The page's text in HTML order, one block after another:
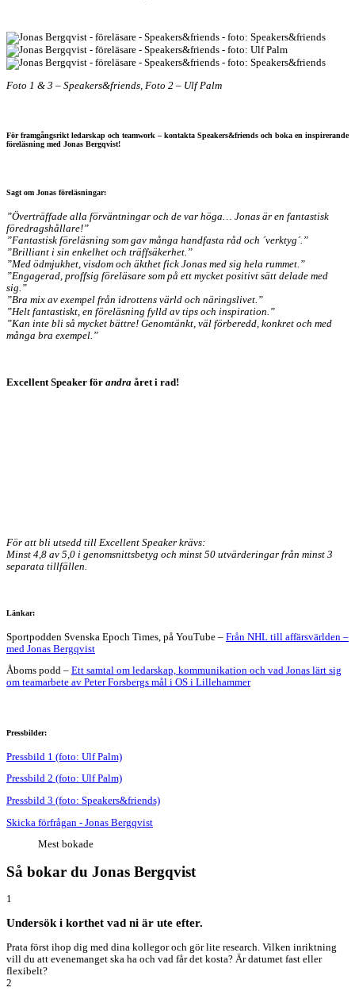
Foto 1 & 3 – Speakers&friends, Foto 2 – Ulf Palm
För framgångsrikt ledarskap och teamwork – kontakta Speakers&friends och boka en inspirerande
föreläsning med Jonas Bergqvist!
Sagt om Jonas föreläsningar:
”Överträffade alla förväntningar och de var höga… Jonas är en fantastisk
föredragshållare!”
”Fantastisk föreläsning som gav många handfasta råd och ´verktyg´.”
”Brilliant i sin enkelhet och träffsäkerhet.”
”Med ödmjukhet, visdom och äkthet fick Jonas med sig hela rummet.”
”Engagerad, proffsig föreläsare som på ett mycket positivt sätt delade med
sig.”
”Bra mix av exempel från idrottens värld och näringslivet.”
”Helt fantastiskt, en föreläsning fylld av tips och inspiration.”
”Kan inte bli så mycket bättre! Genomtänkt, väl förberedd, konkret och med
många bra exempel.”
Excellent Speaker för andra året i rad!
För att bli utsedd till Excellent Speaker krävs:
Minst 4,8 av 5,0 i genomsnittsbetyg och minst 50 utvärderingar från minst 3
separata tillfällen.
Länkar:
Sportpodden Svenska Epoch Times, på YouTube – Från NHL till affärsvärlden –
med Jonas Bergqvist
Åboms podd – Ett samtal om ledarskap, kommunikation och vad Jonas lärt sig
om teamarbete av Peter Forsbergs mål i OS i Lillehammer
Pressbilder:
Pressbild 1 (foto: Ulf Palm)
Pressbild 2 (foto: Ulf Palm)
Pressbild 3 (foto: Speakers&friends)
Skicka förfrågan - Jonas Bergqvist
Mest bokade
Så bokar du Jonas Bergqvist
1
Undersök i korthet vad ni är ute efter.
Prata först ihop dig med dina kollegor och gör lite research. Vilken inriktning
vill du att evenemanget ska ha och vad får det kosta? Är datumet fast eller
flexibelt?
2